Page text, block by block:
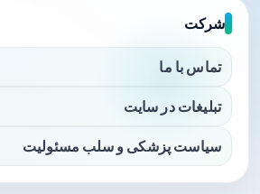
شرکت
تماس با ما
تبلیغات در سایت
سیاست پزشکی و سلب مسئولیت